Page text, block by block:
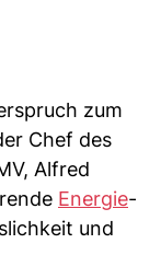
zum
Chef des
Alfred
Energie-
und